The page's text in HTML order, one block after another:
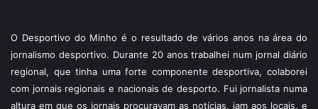
O Desportivo do Minho é o resultado de vários anos na área do
jornalismo desportivo. Durante 20 anos trabalhei num jornal diário
regional, que tinha uma forte componente desportiva, colaborei
com jornais regionais e nacionais de desporto. Fui jornalista numa
altura em que os jornais procuravam as notícias, iam aos locais, e